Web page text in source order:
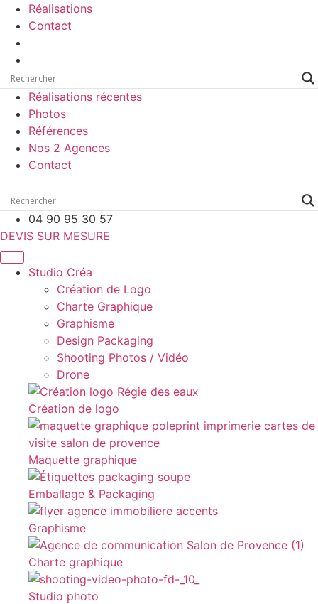
Réalisations
Contact
Réalisations récentes
Photos
Références
Nos 2 Agences
Contact
04 90 95 30 57
DEVIS SUR MESURE
Studio Créa
Création de Logo
Charte Graphique
Graphisme
Design Packaging
Shooting Photos / Vidéo
Drone
Création de logo
Maquette graphique
Emballage & Packaging
Graphisme
Charte graphique
Studio photo